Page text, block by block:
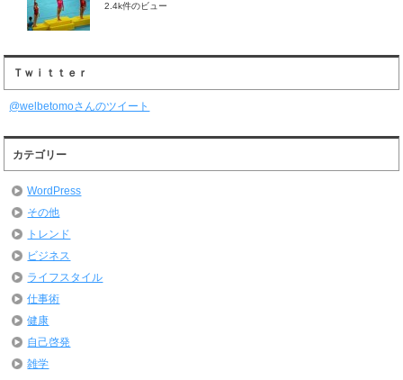
2.4k件のビュー
Ｔｗｉｔｔｅｒ
@welbetomoさんのツイート
カテゴリー
WordPress
その他
トレンド
ビジネス
ライフスタイル
仕事術
健康
自己啓発
雑学